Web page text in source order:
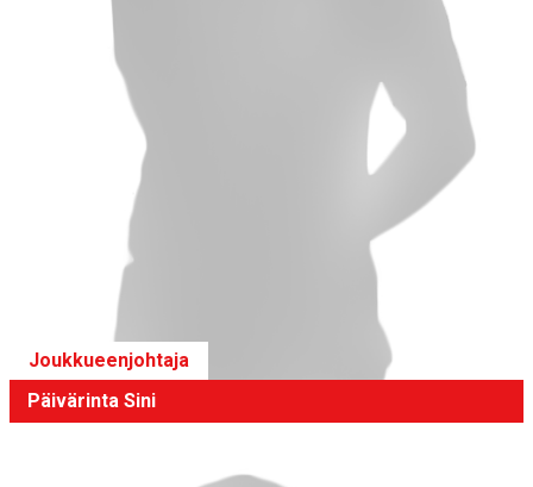
Joukkueenjohtaja
Päivärinta Sini